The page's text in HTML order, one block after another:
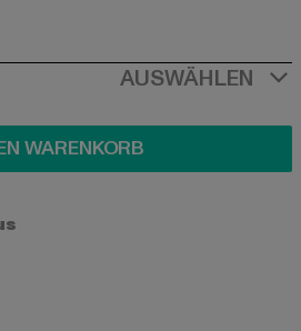
AUSWÄHLEN
WARENKORB